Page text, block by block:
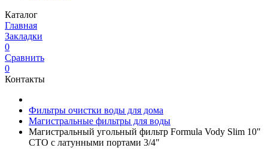
Каталог
Главная
Закладки
0
Сравнить
0
Контакты
Фильтры очистки воды для дома
Магистральные фильтры для воды
Магистральный угольный фильтр Formula Vody Slim 10"
CTO с латунными портами 3/4"